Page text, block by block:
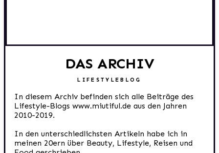
DAS ARCHIV
LIFESTYLEBLOG
In diesem Archiv befinden sich alle Beiträge des
Lifestyle-Blogs www.miutiful.de aus den Jahren
2010-2019.
In den unterschiedlichsten Artikeln habe ich in
meinen 20ern über Beauty, Lifestyle, Reisen und